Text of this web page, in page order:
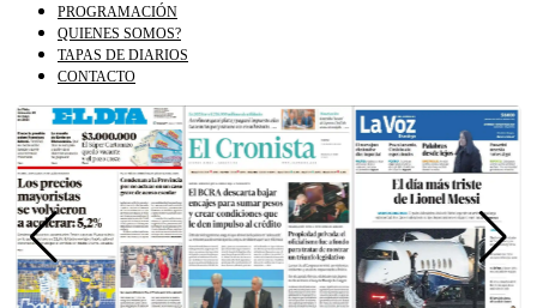
PROGRAMACIÓN
QUIENES SOMOS?
TAPAS DE DIARIOS
CONTACTO